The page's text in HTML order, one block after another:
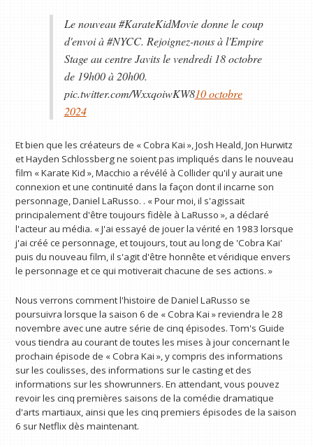
Le nouveau #KarateKidMovie donne le coup
d'envoi à #NYCC. Rejoignez-nous à l'Empire
Stage au centre Javits le vendredi 18 octobre
de 19h00 à 20h00.
pic.twitter.com/WxxqoiwKW810 octobre
2024
Et bien que les créateurs de « Cobra Kai », Josh Heald, Jon Hurwitz
et Hayden Schlossberg ne soient pas impliqués dans le nouveau
film « Karate Kid », Macchio a révélé à Collider qu'il y aurait une
connexion et une continuité dans la façon dont il incarne son
personnage, Daniel LaRusso. . « Pour moi, il s'agissait
principalement d'être toujours fidèle à LaRusso », a déclaré
l'acteur au média. « J'ai essayé de jouer la vérité en 1983 lorsque
j'ai créé ce personnage, et toujours, tout au long de 'Cobra Kai'
puis du nouveau film, il s'agit d'être honnête et véridique envers
le personnage et ce qui motiverait chacune de ses actions. »
Nous verrons comment l'histoire de Daniel LaRusso se
poursuivra lorsque la saison 6 de « Cobra Kai » reviendra le 28
novembre avec une autre série de cinq épisodes. Tom's Guide
vous tiendra au courant de toutes les mises à jour concernant le
prochain épisode de « Cobra Kai », y compris des informations
sur les coulisses, des informations sur le casting et des
informations sur les showrunners. En attendant, vous pouvez
revoir les cinq premières saisons de la comédie dramatique
d'arts martiaux, ainsi que les cinq premiers épisodes de la saison
6 sur Netflix dès maintenant.